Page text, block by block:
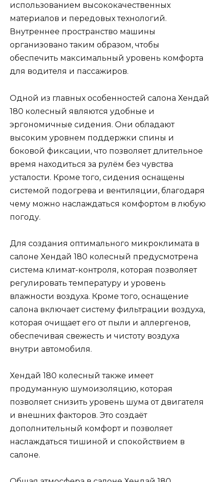
использованием высококачественных
материалов и передовых технологий.
Внутреннее пространство машины
организовано таким образом, чтобы
обеспечить максимальный уровень комфорта
для водителя и пассажиров.
Одной из главных особенностей салона Хендай
180 колесный являются удобные и
эргономичные сидения. Они обладают
высоким уровнем поддержки спины и
боковой фиксации, что позволяет длительное
время находиться за рулём без чувства
усталости. Кроме того, сидения оснащены
системой подогрева и вентиляции, благодаря
чему можно наслаждаться комфортом в любую
погоду.
Для создания оптимального микроклимата в
салоне Хендай 180 колесный предусмотрена
система климат-контроля, которая позволяет
регулировать температуру и уровень
влажности воздуха. Кроме того, оснащение
салона включает систему фильтрации воздуха,
которая очищает его от пыли и аллергенов,
обеспечивая свежесть и чистоту воздуха
внутри автомобиля.
Хендай 180 колесный также имеет
продуманную шумоизоляцию, которая
позволяет снизить уровень шума от двигателя
и внешних факторов. Это создаёт
дополнительный комфорт и позволяет
наслаждаться тишиной и спокойствием в
салоне.